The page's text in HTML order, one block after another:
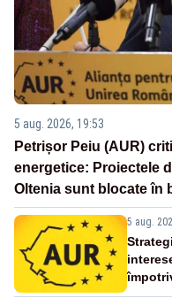
5 aug. 2026, 19:53
Petrișor Peiu (AUR)
energetice: Proiectele
Oltenia sunt blocate în
5 aug.